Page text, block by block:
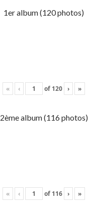
1er album (120 photos)
« ‹ of 120 › »
2ème album (116 photos)
« ‹ of 116 › »